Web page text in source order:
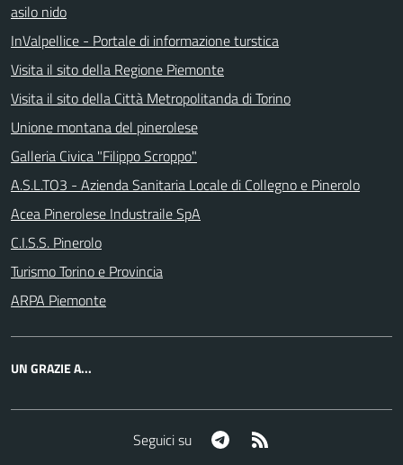
asilo nido
InValpellice - Portale di informazione turstica
Visita il sito della Regione Piemonte
Visita il sito della Città Metropolitanda di Torino
Unione montana del pinerolese
Galleria Civica "Filippo Scroppo"
A.S.L.TO3 - Azienda Sanitaria Locale di Collegno e Pinerolo
Acea Pinerolese Industraile SpA
C.I.S.S. Pinerolo
Turismo Torino e Provincia
ARPA Piemonte
UN GRAZIE A...
Seguici su Telegram